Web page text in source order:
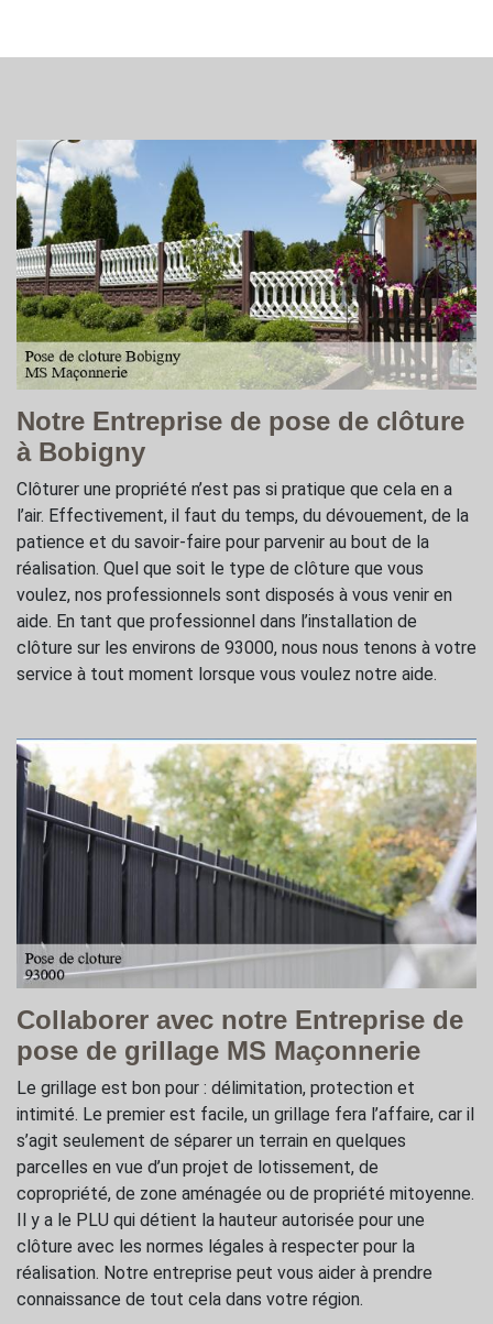
Notre Entreprise de pose de clôture
à Bobigny
Clôturer une propriété n’est pas si pratique que cela en a
l’air. Effectivement, il faut du temps, du dévouement, de la
patience et du savoir-faire pour parvenir au bout de la
réalisation. Quel que soit le type de clôture que vous
voulez, nos professionnels sont disposés à vous venir en
aide. En tant que professionnel dans l’installation de
clôture sur les environs de 93000, nous nous tenons à votre
service à tout moment lorsque vous voulez notre aide.
Collaborer avec notre Entreprise de
pose de grillage MS Maçonnerie
Le grillage est bon pour : délimitation, protection et
intimité. Le premier est facile, un grillage fera l’affaire, car il
s’agit seulement de séparer un terrain en quelques
parcelles en vue d’un projet de lotissement, de
copropriété, de zone aménagée ou de propriété mitoyenne.
Il y a le PLU qui détient la hauteur autorisée pour une
clôture avec les normes légales à respecter pour la
réalisation. Notre entreprise peut vous aider à prendre
connaissance de tout cela dans votre région.